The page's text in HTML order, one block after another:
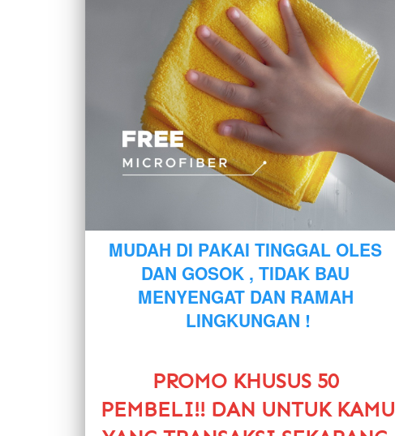
MUDAH DI PAKAI TINGGAL OLES
DAN GOSOK , TIDAK BAU
MENYENGAT DAN RAMAH
LINGKUNGAN !
PROMO KHUSUS 50
PEMBELI!! DAN UNTUK KAMU